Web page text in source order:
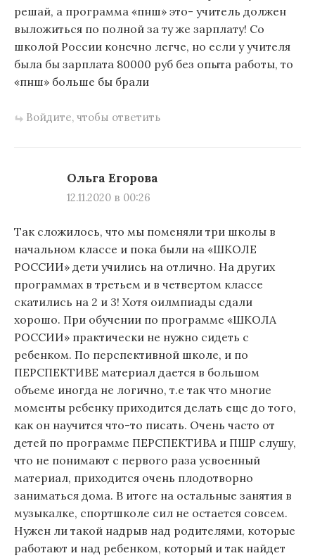
решай, а программа «пнш» это- учитель должен
выложиться по полной за ту же зарплату! Со
школой России конечно легче, но если у учителя
была бы зарплата 80000 руб без опыта работы, то
«пнш» больше бы брали
Войдите, чтобы ответить
Ольга Егорова
12.11.2020 в 00:26
Так сложилось, что мы поменяли три школы в
начальном классе и пока были на «ШКОЛЕ
РОССИИ» дети учились на отлично. На других
программах в третьем и в четвертом классе
скатились на 2 и 3! Хотя оилмпиады сдали
хорошо. При обучении по программе «ШКОЛА
РОССИИ» практически не нужно сидеть с
ребенком. По перспективной школе, и по
ПЕРСПЕКТИВЕ материал дается в большом
объеме иногда не логично, т.е так что многие
моменты ребенку приходится делать еще до того,
как он научится что-то писать. Очень часто от
детей по программе ПЕРСПЕКТИВА и ПШР слушу,
что не понимают с первого раза усвоенный
материал, приходится очень плодотворно
заниматься дома. В итоге на остальные занятия в
музыкалке, спортшколе сил не остается совсем.
Нужен ли такой надрыв над родителями, которые
работают и над ребенком, который и так найдет